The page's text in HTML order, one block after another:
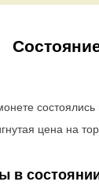
состоялись
цена на
в